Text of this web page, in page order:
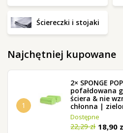
Ściereczki i stojaki
Najchętniej kupowane
1
2× SPONGE
pofałdowana
ściera & nie
chłonna |
Dostępne
22,29 zł 18,90